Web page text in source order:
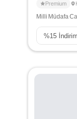
Premium
Milli Müdafa
%15 İndirim